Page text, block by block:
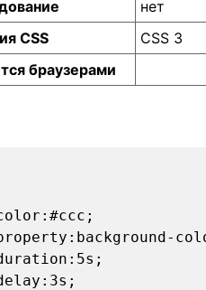
нет
CSS
CSS 3
браузерами